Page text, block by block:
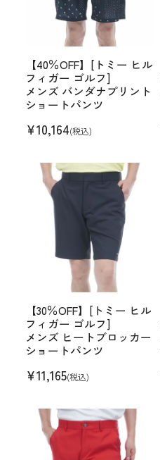
【40％OFF】[トミー ヒル
フィガー ゴルフ]
メンズ バンダナプリント
ショートパンツ
¥10,164(税込)
【30％OFF】[トミー ヒル
フィガー ゴルフ]
メンズ ヒートブロッカー
ショートパンツ
¥11,165(税込)